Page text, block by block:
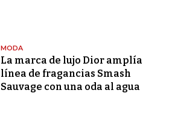
MODA
La marca de lujo Dior amplía
línea de fragancias Smash
Sauvage con una oda al agua